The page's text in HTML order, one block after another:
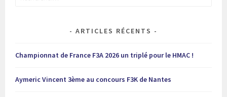
ARTICLES RÉCENTS
Championnat de France F3A 2026 un triplé pour le HMAC !
Aymeric Vincent 3ème au concours F3K de Nantes